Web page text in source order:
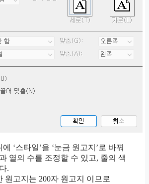
‘스타일’을 ‘눈금 원고지’로 바꿔
열의 수를 조정할 수 있고, 줄의 색
.
원고지는 200자 원고지 이므로